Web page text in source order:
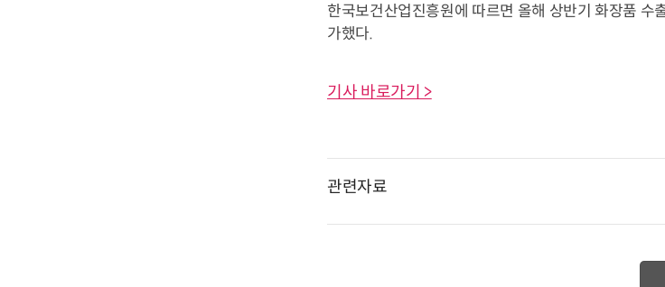
한국보건산업진흥원에 따르면 올해 상반기 화장품
가했다.
기사 바로가기 >
관련자료